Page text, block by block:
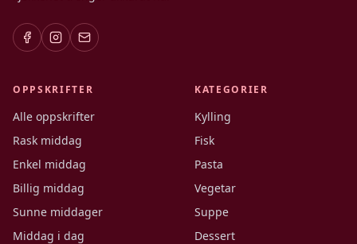
OPPSKRIFTER
Alle oppskrifter
Rask middag
Enkel middag
Billig middag
Sunne middager
Middag i dag
KATEGORIER
Kylling
Fisk
Pasta
Vegetar
Suppe
Dessert